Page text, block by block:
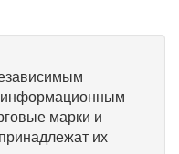
информационным
марки и
их